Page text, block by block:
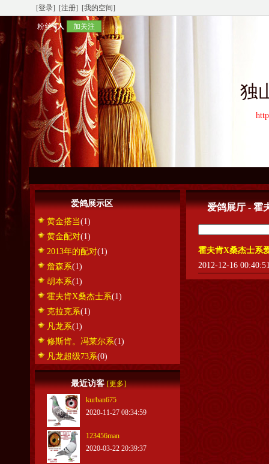
[登录] [注册] [我的空间]
粉丝4人 加关注
独
爱鸽展示区
黄金搭当(1)
黄金配对(1)
2013年的配对(1)
詹森系(1)
胡本系(1)
霍夫肯X桑杰士系(1)
克拉克系(1)
凡龙系(1)
修斯肯。冯莱尔系(1)
凡龙超级73系(0)
最近访客[更多]
kurban675
2020-11-27 08:34:59
123456man
2020-03-22 20:39:37
爱鸽展厅 - 霍
霍夫肯X桑杰士系
2012-12-16